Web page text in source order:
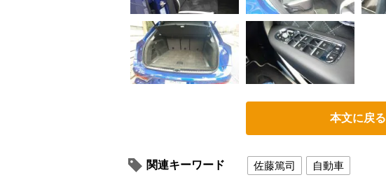
本文に戻る
関連キーワード 佐藤篤司 自動車